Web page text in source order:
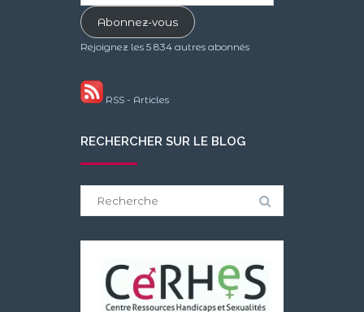
e-
mailAbonnez-vous
Rejoignez les 5 834 autres abonnés
RSS - Articles
RECHERCHER SUR LE BLOG